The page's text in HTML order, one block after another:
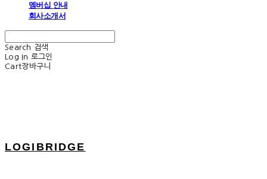
멤버십 안내
회사소개서
Search
검색
Log In 로그인
Cart장바구니
LOGIBRIDGE